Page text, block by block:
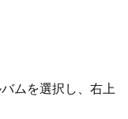
ムを選択し、右上